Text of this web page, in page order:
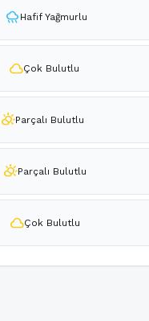
rainy Hafif Yağmurlu
cloudÇok Bulutlu
partly_cloudy_dayParçalı Bulutlu
partly_cloudy_dayParçalı Bulutlu
cloudÇok Bulutlu